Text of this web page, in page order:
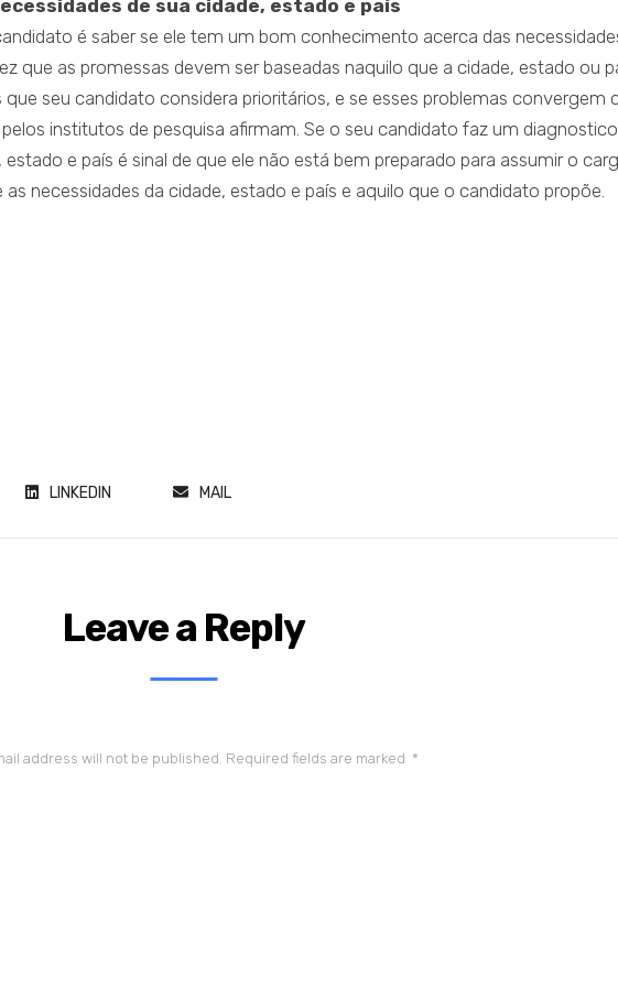
de sua cidade, estado e país
é saber se ele tem um bom conhecimento acerca das
que as promessas devem ser baseadas naquilo que a cidade, estado ou
que seu candidato considera prioritários, e se esses problemas convergem
institutos de pesquisa afirmam. Se o seu candidato faz um diagnostico
e país é sinal de que ele não está bem preparado para assumir o
necessidades da cidade, estado e país e aquilo que o candidato propõe.
LINKEDIN MAIL
Leave a Reply
address will not be published. Required fields are marked *